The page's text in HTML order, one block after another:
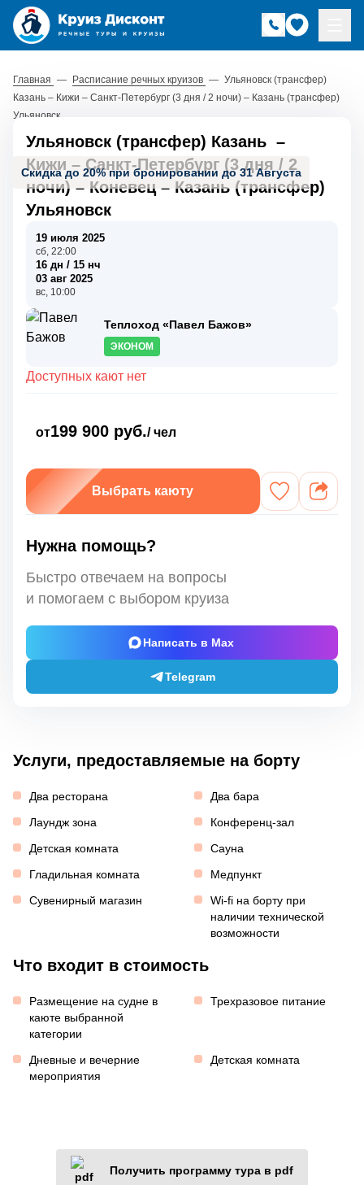
Главная — Расписание речных круизов — Ульяновск (трансфер)
Казань – Кижи – Санкт-Петербург (3 дня / 2 ночи) – Казань (трансфер)
Ульяновск
Скидка до 20% при бронировании до 31 Августа
Ульяновск (трансфер) Казань –
Кижи –Санкт-Петербург (3 дня / 2
ночи) – Коневец– Казань (трансфер)
Ульяновск
19 июля 2025
сб, 22:00
16 дн / 15 нч
03 авг 2025
вс, 10:00
Теплоход «Павел Бажов»
ЭКОНОМ
Доступных кают нет
от199 900 руб./ чел
Выбрать каюту
Нужна помощь?
Быстро отвечаем на вопросы
и помогаем с выбором круиза
Написать в Max
Telegram
Услуги, предоставляемые на борту
Два ресторана
Два бара
Лаундж зона
Конференц-зал
Детская комната
Сауна
Гладильная комната
Медпункт
Сувенирный магазин
Wi-fi на борту при
наличии технической
возможности
Что входит в стоимость
Размещение на судне в
каюте выбранной
категории
Трехразовое питание
Дневные и вечерние
мероприятия
Детская комната
Получить программу тура в pdf